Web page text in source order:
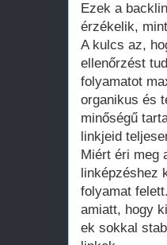
Ezek a
érzékelik,
A kulcs az,
ellenőrzést
folyamatot
organikus és
minőségű
linkjeid
Miért éri meg
linképzéshez
folyamat
amiatt, hogy
ek sokkal